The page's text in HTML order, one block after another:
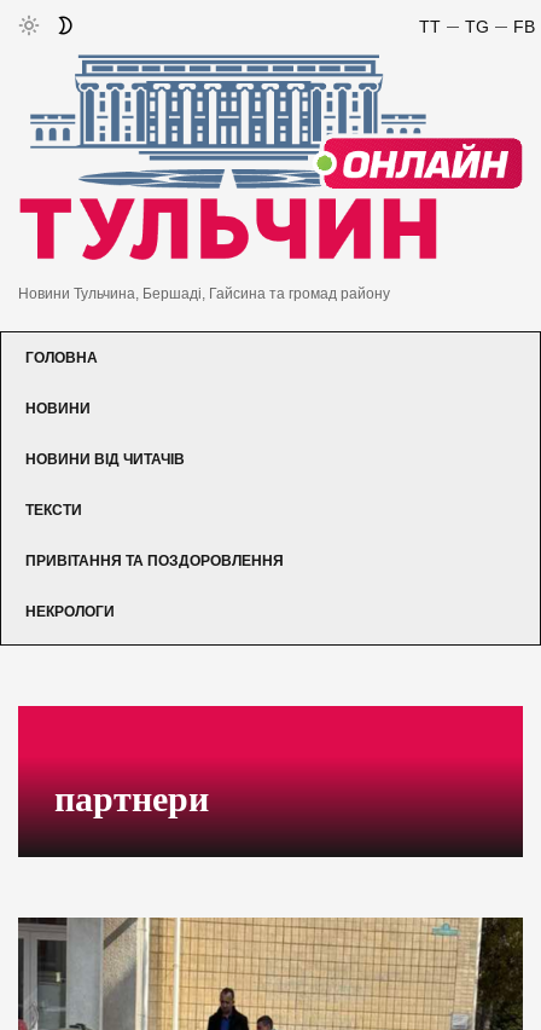
FB
TG
TT
Новини Тульчина, Бершаді, Гайсина та громад району
ГОЛОВНА
НОВИНИ
НОВИНИ ВІД ЧИТАЧІВ
ТЕКСТИ
ПРИВІТАННЯ ТА ПОЗДОРОВЛЕННЯ
НЕКРОЛОГИ
партнери